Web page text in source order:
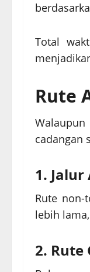
Total
Rute
cadangan
1.
Rute
lebih
2. Rute